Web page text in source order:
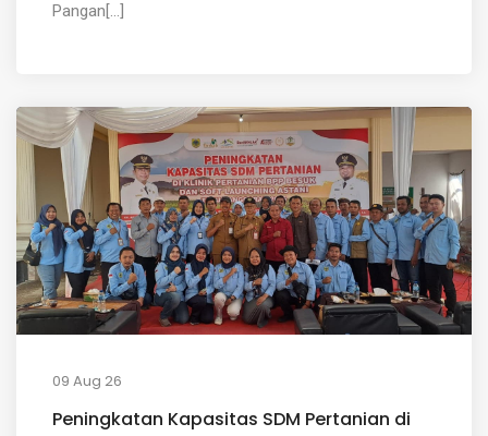
Pangan[...]
09 Aug 26
Peningkatan Kapasitas SDM Pertanian di